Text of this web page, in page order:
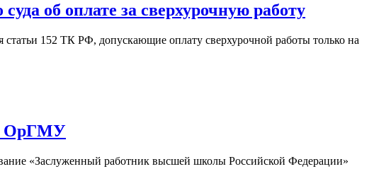
об оплате за сверхурочную работу
152 ТК РФ, допускающие оплату сверхурочной работы только на
ОрГМУ
«Заслуженный работник высшей школы Российской Федерации»